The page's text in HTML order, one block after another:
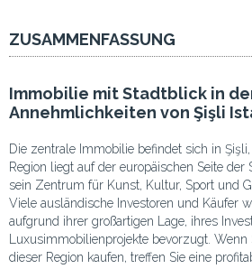
ZUSAMMENFASSUNG
Immobilie mit Stadtblick in
Annehmlichkeiten von Şişli
Die zentrale Immobilie befindet sich in
Region liegt auf der europäischen Seite der
sein Zentrum für Kunst, Kultur, Sport und
Viele ausländische Investoren und Käufer
aufgrund ihrer großartigen Lage, ihres
Luxusimmobilienprojekte bevorzugt.
dieser Region kaufen, treffen Sie eine